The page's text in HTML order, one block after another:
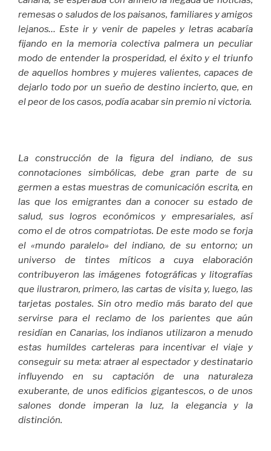
remesas o saludos de los paisanos, familiares y amigos
lejanos… Este ir y venir de papeles y letras acabaría
fijando en la memoria colectiva palmera un peculiar
modo de entender la prosperidad, el éxito y el triunfo
de aquellos hombres y mujeres valientes, capaces de
dejarlo todo por un sueño de destino incierto, que, en
el peor de los casos, podía acabar sin premio ni victoria.
La construcción de la figura del indiano, de sus
connotaciones simbólicas, debe gran parte de su
germen a estas muestras de comunicación escrita, en
las que los emigrantes dan a conocer su estado de
salud, sus logros económicos y empresariales, así
como el de otros compatriotas. De este modo se forja
el «mundo paralelo» del indiano, de su entorno; un
universo de tintes míticos a cuya elaboración
contribuyeron las imágenes fotográficas y litografías
que ilustraron, primero, las cartas de visita y, luego, las
tarjetas postales. Sin otro medio más barato del que
servirse para el reclamo de los parientes que aún
residían en Canarias, los indianos utilizaron a menudo
estas humildes carteleras para incentivar el viaje y
conseguir su meta: atraer al espectador y destinatario
influyendo en su captación de una naturaleza
exuberante, de unos edificios gigantescos, o de unos
salones donde imperan la luz, la elegancia y la
distinción.